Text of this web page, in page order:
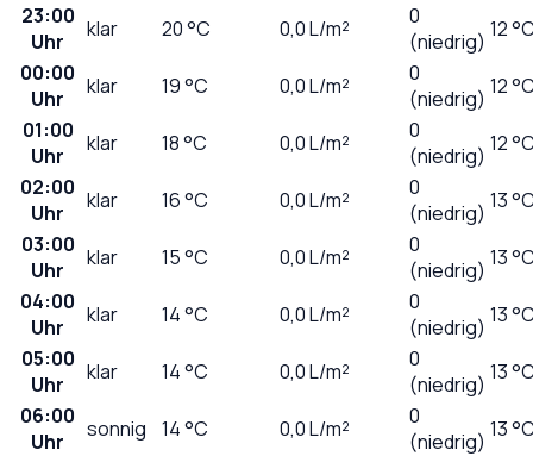
23:00
Uhr
klar 20°C 0,0L/m²
0
(niedrig) 12
00:00
Uhr
klar 19°C 0,0L/m²
0
(niedrig) 12
01:00
Uhr
klar 18°C 0,0L/m²
0
(niedrig) 12
02:00
Uhr
klar 16°C 0,0L/m²
0
(niedrig) 13
03:00
Uhr
klar 15°C 0,0L/m²
0
(niedrig) 13
04:00
Uhr
klar 14°C 0,0L/m²
0
(niedrig) 13
05:00
Uhr
klar 14°C 0,0L/m²
0
(niedrig) 13
06:00
Uhr
sonnig 14°C 0,0L/m²
0
(niedrig) 13